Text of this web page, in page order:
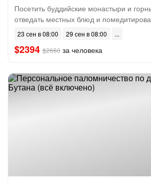
Посетить буддийские монастыри и
отведать местных блюд и
23 сен в 08:00 29 сен в 08:00
$2394 $2660 за человека